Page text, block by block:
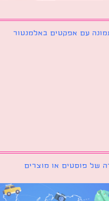
אפקטים באלמנטור
או מוצרים